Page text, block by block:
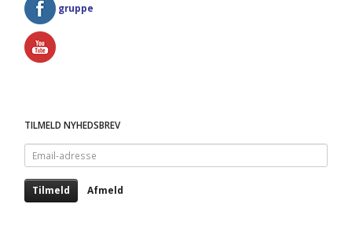
gruppe
TILMELD NYHEDSBREV
Email-
adresse
Tilmeld Afmeld